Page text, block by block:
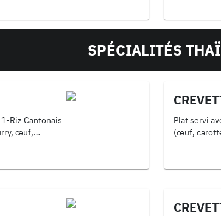
SPÉCIALITÉS THAÏ
Plat servi avec
(œuf, carottes,